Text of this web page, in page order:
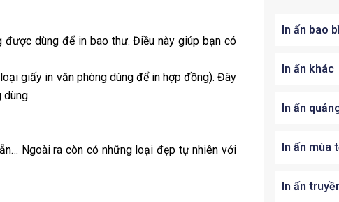
dùng để in bao thư. Điều này giúp bạn có
giấy in văn phòng dùng để in hợp đồng). Đây
Ngoài ra còn có những loại đẹp tự nhiên với
In ấn bao bì
In ấn khác
In ấn
In ấn mùa
In ấn